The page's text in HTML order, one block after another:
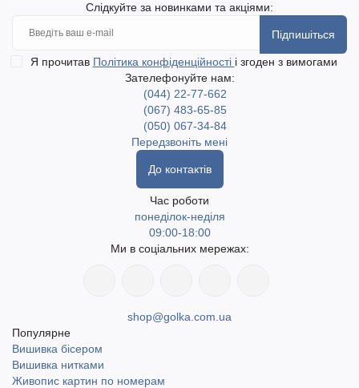
Слідкуйте за новинками та акціями:
Підпишіться
Я прочитав Політика конфіденційності і згоден з вимогами
Зателефонуйте нам:
(044) 22-77-662
(067) 483-65-85
(050) 067-34-84
Передзвоніть мені
До контактів
Час роботи
понеділок-неділя
09:00-18:00
Ми в соціальних мережах:
shop@golka.com.ua
Популярне
Вишивка бісером
Вишивка нитками
Живопис картин по номерам